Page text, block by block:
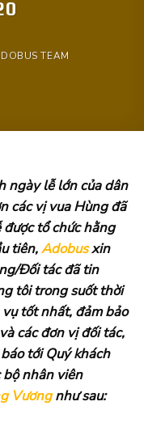
TEAM
ngày lễ lớn của dân
các vị vua Hùng đã
tổ chức hằng
tiên,Adobusxin
Đối tác đã tin
tôi trong suốt thời
tốt nhất, đảm bảo
các đơn vị đối tác,
tới Quý khách
nhân viên
Vươngnhư sau: